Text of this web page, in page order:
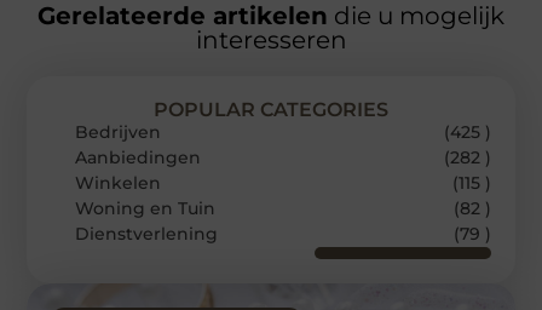
Gerelateerde artikelen die u mogelijk
interesseren
POPULAR CATEGORIES
Bedrijven
(425 )
Aanbiedingen
(282 )
Winkelen
(115 )
Woning en Tuin
(82 )
Dienstverlening
(79 )